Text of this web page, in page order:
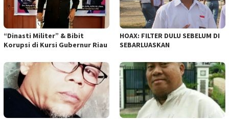
“Dinasti Militer” & Bibit
Korupsi di Kursi Gubernur Riau
HOAX: FILTER DULU SEBELUM DI
SEBARLUASKAN